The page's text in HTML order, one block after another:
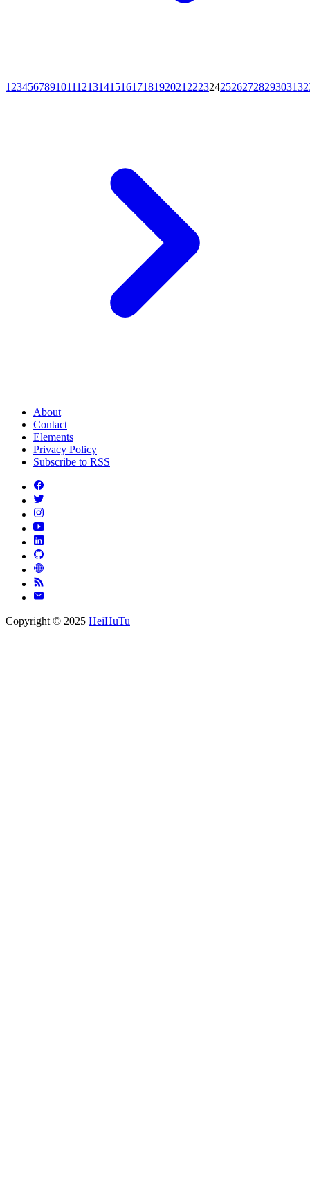
1 23456789101112131415161718192021 2223242526272829303132
About
Contact
Elements
Privacy Policy
Subscribe to RSS
Copyright © 2025 HeiHuTu